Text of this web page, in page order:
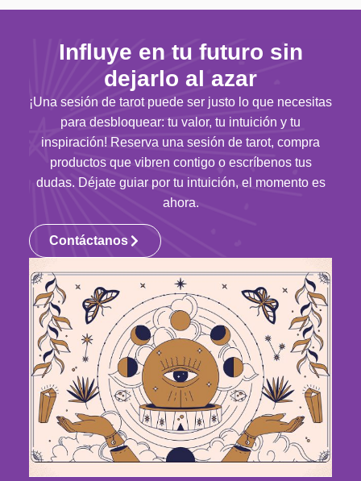
Influye en tu futuro sin
dejarlo al azar
¡Una sesión de tarot puede ser justo lo que necesitas
para desbloquear: tu valor, tu intuición y tu
inspiración! Reserva una sesión de tarot, compra
productos que vibren contigo o escríbenos tus
dudas. Déjate guiar por tu intuición, el momento es
ahora.
Contáctanos